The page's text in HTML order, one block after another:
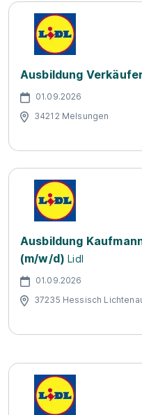
Ausbildung
01.09.2026
34212 Melsungen
Ausbildung
(m/w/d) Lidl
01.09.2026
37235 Hessisch